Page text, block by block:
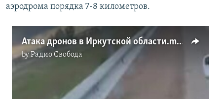
аэродрома порядка 7-8 километров.
Атака дронов в Иркутской области.mp4
byРадио Свобода